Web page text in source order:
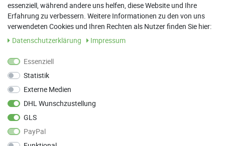
13:00 Uhr - 17:30 Uhr
Sa: 9:00 Uhr - 13:00 Uhr
Parkett Wanke
essenziell, während andere uns helfen, diese Website und Ihre
Erfahrung zu verbessern. Weitere Informationen zu den von uns
verwendeten Cookies und Ihren Rechten als Nutzer finden Sie hier:
Daten­schutz­erklärung
Impressum
Essenziell
Statistik
Externe Medien
DHL Wunschzustellung
GLS
PayPal